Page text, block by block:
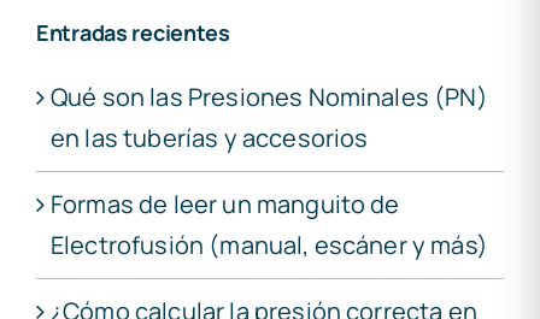
Entradas recientes
Qué son las Presiones Nominales (PN)
en las tuberías y accesorios
Formas de leer un manguito de
Electrofusión (manual, escáner y más)
¿Cómo calcular la presión correcta en